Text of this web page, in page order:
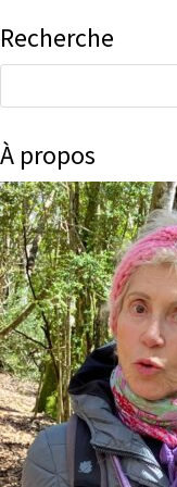
Recherche
À propos